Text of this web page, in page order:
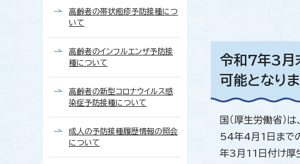
令和7年3月
可能となり
国（厚生労働省）
54年4月1日まで
年3月11日付け厚
高齢者の帯状疱疹予防接種につ
いて
高齢者のインフルエンザ予防接
種について
高齢者の新型コロナウイルス感
染症予防接種について
成人の予防接種履歴情報の照会
について